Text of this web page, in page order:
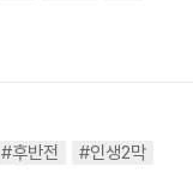
#후반전
#인생2막